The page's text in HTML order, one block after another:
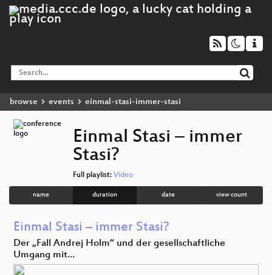
browse events einmal-stasi-immer-stasi
Einmal Stasi – immer
Stasi?
Full playlist:Video
name duration date view count
Einmal Stasi – immer Stasi?
Der „Fall Andrej Holm“ und der gesellschaftliche
Umgang mit…